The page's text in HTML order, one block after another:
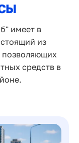
имеет в
из
позволяющих
средств в